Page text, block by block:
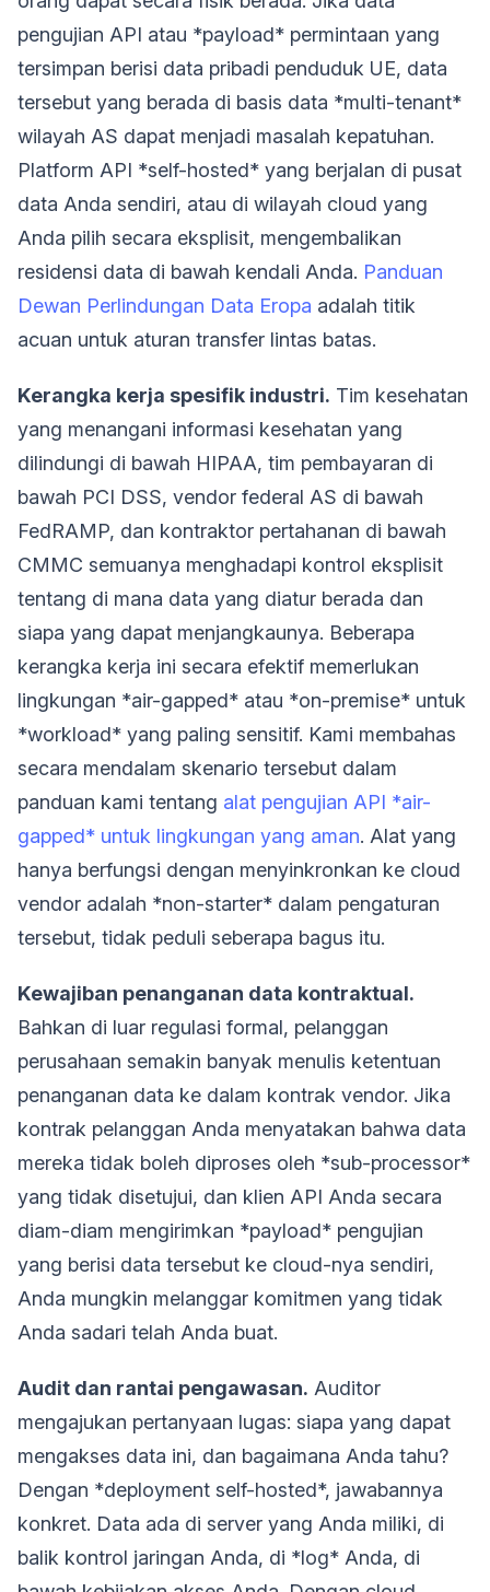
pengujian API atau *payload* permintaan yang
tersimpan berisi data pribadi penduduk UE, data
tersebut yang berada di basis data *multi-tenant*
wilayah AS dapat menjadi masalah kepatuhan.
Platform API *self-hosted* yang berjalan di pusat
data Anda sendiri, atau di wilayah cloud yang
Anda pilih secara eksplisit, mengembalikan
residensi data di bawah kendali Anda. Panduan
Dewan Perlindungan Data Eropa adalah titik
acuan untuk aturan transfer lintas batas.
Kerangka kerja spesifik industri. Tim kesehatan
yang menangani informasi kesehatan yang
dilindungi di bawah HIPAA, tim pembayaran di
bawah PCI DSS, vendor federal AS di bawah
FedRAMP, dan kontraktor pertahanan di bawah
CMMC semuanya menghadapi kontrol eksplisit
tentang di mana data yang diatur berada dan
siapa yang dapat menjangkaunya. Beberapa
kerangka kerja ini secara efektif memerlukan
lingkungan *air-gapped* atau *on-premise* untuk
*workload* yang paling sensitif. Kami membahas
secara mendalam skenario tersebut dalam
panduan kami tentang alat pengujian API *air-
gapped* untuk lingkungan yang aman. Alat yang
hanya berfungsi dengan menyinkronkan ke cloud
vendor adalah *non-starter* dalam pengaturan
tersebut, tidak peduli seberapa bagus itu.
Kewajiban penanganan data kontraktual.
Bahkan di luar regulasi formal, pelanggan
perusahaan semakin banyak menulis ketentuan
penanganan data ke dalam kontrak vendor. Jika
kontrak pelanggan Anda menyatakan bahwa data
mereka tidak boleh diproses oleh *sub-processor*
yang tidak disetujui, dan klien API Anda secara
diam-diam mengirimkan *payload* pengujian
yang berisi data tersebut ke cloud-nya sendiri,
Anda mungkin melanggar komitmen yang tidak
Anda sadari telah Anda buat.
Audit dan rantai pengawasan. Auditor
mengajukan pertanyaan lugas: siapa yang dapat
mengakses data ini, dan bagaimana Anda tahu?
Dengan *deployment self-hosted*, jawabannya
konkret. Data ada di server yang Anda miliki, di
balik kontrol jaringan Anda, di *log* Anda, di